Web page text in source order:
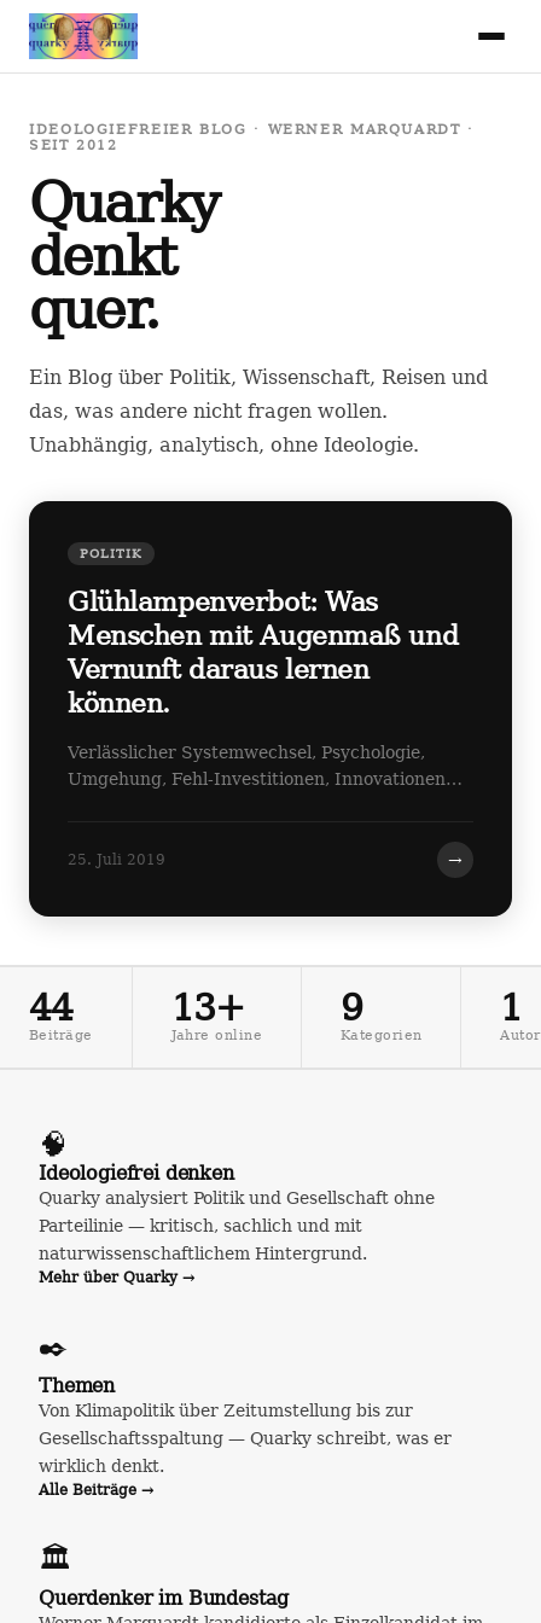
IDEOLOGIEFREIER BLOG · WERNER MARQUARDT ·
SEIT 2012
Quarky
denkt
quer.
Ein Blog über Politik, Wissenschaft, Reisen und
das, was andere nicht fragen wollen.
Unabhängig, analytisch, ohne Ideologie.
POLITIK
Glühlampenverbot: Was
Menschen mit Augenmaß und
Vernunft daraus lernen
können.
Verlässlicher Systemwechsel, Psychologie,
Umgehung, Fehl-Investitionen, Innovationen…
25. Juli 2019 →
44
Beiträge
13+
Jahre online
9
Kategorien
1
Autor
🧠
Ideologiefrei denken
Quarky analysiert Politik und Gesellschaft ohne
Parteilinie — kritisch, sachlich und mit
naturwissenschaftlichem Hintergrund.
Mehr über Quarky →
✒️
Themen
Von Klimapolitik über Zeitumstellung bis zur
Gesellschaftsspaltung — Quarky schreibt, was er
wirklich denkt.
Alle Beiträge →
🏛️
Querdenker im Bundestag